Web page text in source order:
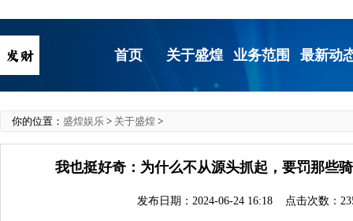
首页 关于盛煌 业务范围 最新动
你的位置： 盛煌娱乐 > 关于盛煌 >
我也挺好奇：为什么不从源头抓起，要罚那些
发布日期：2024-06-24 16:18 点击次数：